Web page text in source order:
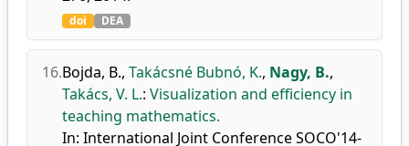
doi DEA
16.Bojda, B., Takácsné Bubnó, K., Nagy, B.,
Takács, V. L.: Visualization and efficiency in
teaching mathematics.
In: International Joint Conference SOCO'14-